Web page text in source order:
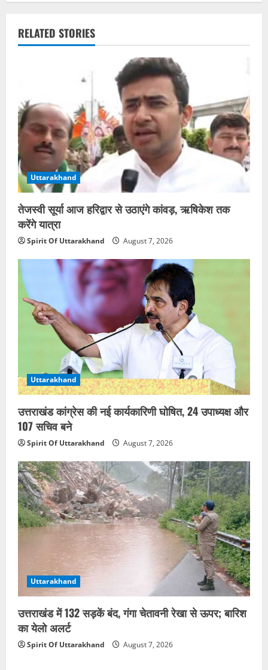
RELATED STORIES
Uttarakhand
तेजस्वी सूर्या आज हरिद्वार से उठाएंगे कांवड़, ऋषिकेश तक
करेंगे यात्रा
Spirit Of Uttarakhand August 7, 2026
Uttarakhand
उत्तराखंड कांग्रेस की नई कार्यकारिणी घोषित, 24 उपाध्यक्ष और
107 सचिव बने
Spirit Of Uttarakhand August 7, 2026
Uttarakhand
उत्तराखंड में 132 सड़कें बंद, गंगा चेतावनी रेखा से ऊपर; बारिश
का येलो अलर्ट
Spirit Of Uttarakhand August 7, 2026